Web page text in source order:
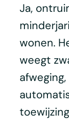
Ja,
wonen.
weegt